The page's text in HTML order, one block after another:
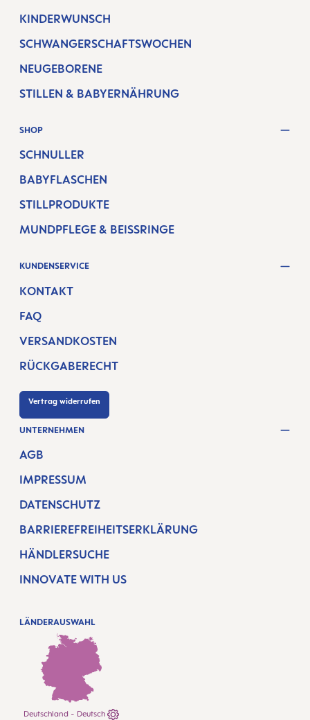
KINDERWUNSCH
SCHWANGERSCHAFTSWOCHEN
NEUGEBORENE
STILLEN & BABYERNÄHRUNG
SHOP
SCHNULLER
BABYFLASCHEN
STILLPRODUKTE
MUNDPFLEGE & BEISSRINGE
KUNDENSERVICE
KONTAKT
FAQ
VERSANDKOSTEN
RÜCKGABERECHT
Vertrag widerrufen
UNTERNEHMEN
AGB
IMPRESSUM
DATENSCHUTZ
BARRIEREFREIHEITSERKLÄRUNG
HÄNDLERSUCHE
INNOVATE WITH US
LÄNDERAUSWAHL
Deutschland - Deutsch